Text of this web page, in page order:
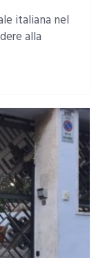
italiana nel
alla